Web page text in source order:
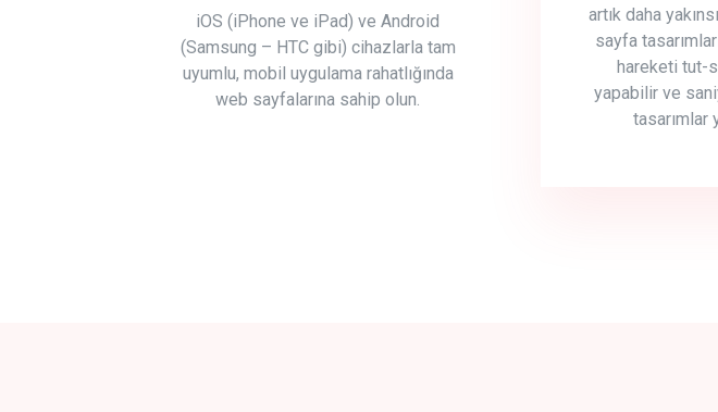
iOS (iPhone ve iPad) ve Android
(Samsung – HTC gibi) cihazlarla tam
uyumlu, mobil uygulama rahatlığında
web sayfalarına sahip olun.
artık daha
sayfa
hareketi tut-
yapabilir ve
tasarımlar